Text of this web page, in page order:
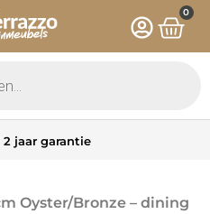
0
jaar garantie
Oyster/Bronze – dining